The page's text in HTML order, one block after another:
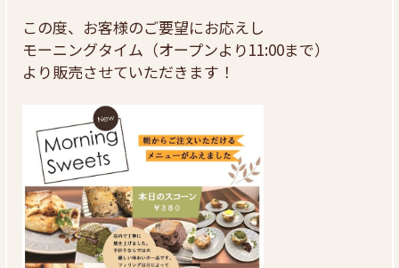
この度、お客様のご要望にお応えし
モーニングタイム（オープンより11:00まで）
より販売させていただきます！